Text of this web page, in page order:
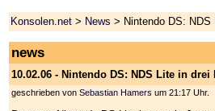
Konsolen.net > News > Nintendo DS: NDS
news
10.02.06 - Nintendo DS: NDS Lite in
geschrieben vonSebastian Hamers um 21:17 Uhr.